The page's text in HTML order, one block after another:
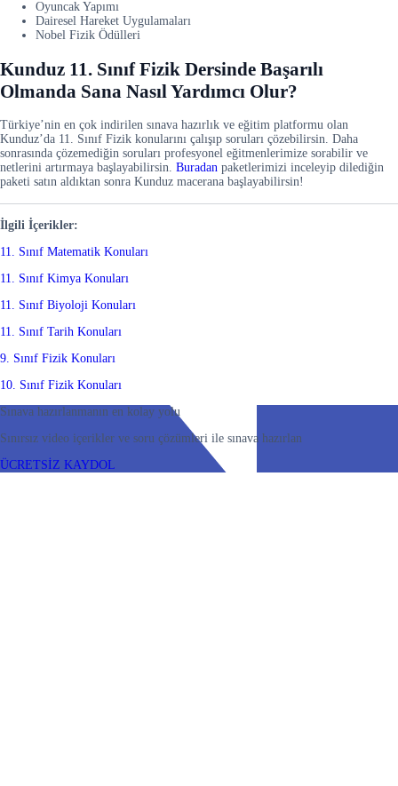
Oyuncak Yapımı
Dairesel Hareket Uygulamaları
Nobel Fizik Ödülleri
Kunduz 11. Sınıf Fizik Dersinde Başarılı
Olmanda Sana Nasıl Yardımcı Olur?
Türkiye’nin en çok indirilen sınava hazırlık ve eğitim platformu olan
Kunduz’da 11. Sınıf Fizik konularını çalışıp soruları çözebilirsin. Daha
sonrasında çözemediğin soruları profesyonel eğitmenlerimize sorabilir ve
netlerini artırmaya başlayabilirsin. Buradan paketlerimizi inceleyip dilediğin
paketi satın aldıktan sonra Kunduz macerana başlayabilirsin!
İlgili İçerikler:
11. Sınıf Matematik Konuları
11. Sınıf Kimya Konuları
11. Sınıf Biyoloji Konuları
11. Sınıf Tarih Konuları
9. Sınıf Fizik Konuları
10. Sınıf Fizik Konuları
Sınava hazırlanmanın en kolay yolu
Sınırsız video içerikler ve soru çözümleri ile sınava hazırlan
ÜCRETSİZ KAYDOL